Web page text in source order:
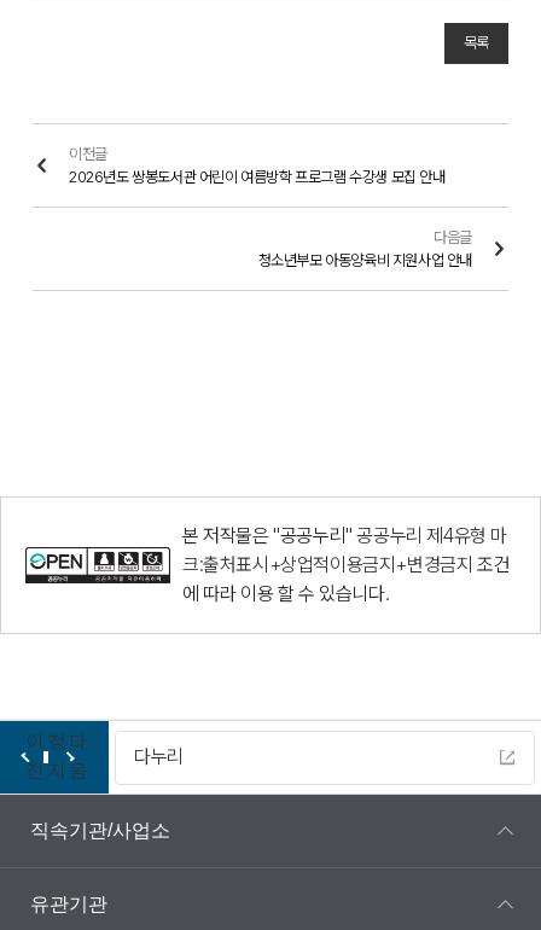
목록
이전글
2026년도 쌍봉도서관 어린이 여름방학 프로그램 수강생 모집 안내
다음글
청소년부모 아동양육비 지원사업 안내
본 저작물은 "공공누리"공공누리 제4유형 마
크:출처표시+상업적이용금지+변경금지 조건
에 따라 이용 할 수 있습니다.
이
전
정
지
다
음
다누리
직속기관/사업소
유관기관